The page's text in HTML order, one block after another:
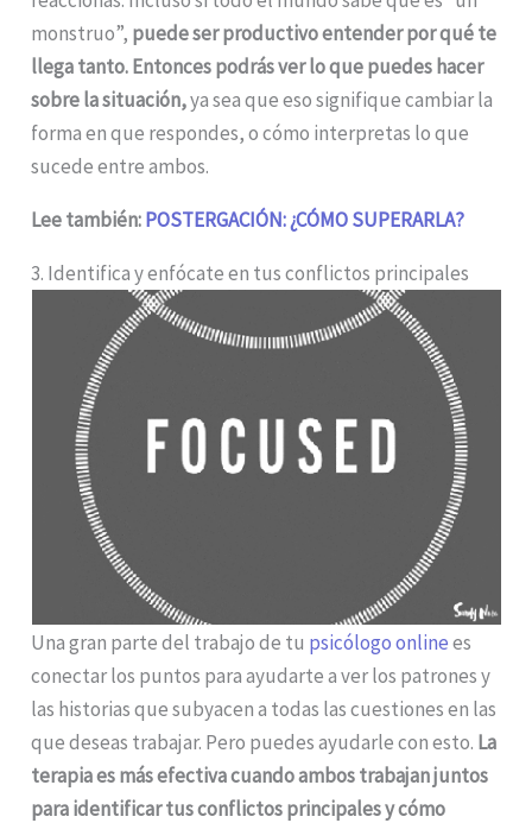
monstruo”, puede ser productivo entender por qué te
llega tanto. Entonces podrás ver lo que puedes hacer
sobre la situación,ya sea que eso signifique cambiar la
forma en que respondes, o cómo interpretas lo que
sucede entre ambos.
Lee también:POSTERGACIÓN: ¿CÓMO SUPERARLA?
3. Identifica y enfócate en tus conflictos principales
Una gran parte del trabajo de tu psicólogo onlinees
conectar los puntos para ayudarte a ver los patrones y
las historias que subyacen a todas las cuestiones en las
que deseas trabajar. Pero puedes ayudarle con esto. La
terapia es más efectiva cuando ambos trabajan juntos
para identificar tus conflictos principales y cómo